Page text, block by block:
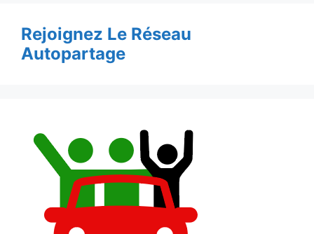
Rejoignez Le Réseau
Autopartage